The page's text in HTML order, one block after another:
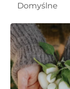
Domyślne